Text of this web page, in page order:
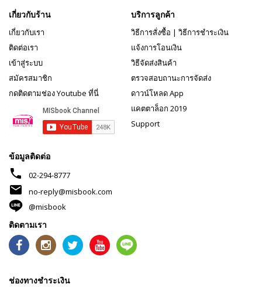
เกี่ยวกับร้าน
เกี่ยวกับเรา
ติดต่อเรา
เข้าสู่ระบบ
สมัครสมาชิก
กดติดตามช่อง Youtube ที่นี่
บริการลูกค้า
วิธีการสั่งซื้อ | วิธีการชำระเงิน
แจ้งการโอนเงิน
วิธีจัดส่งสินค้า
ตรวจสอบถานะการจัดส่ง
ดาวน์โหลด App
แคตตาล็อก 2019
Support
ข้อมูลติดต่อ
phone 02-294-8777
mail
no-reply@misbook.com
@misbook
ติดตามเรา
ช่องทางชำระเงิน